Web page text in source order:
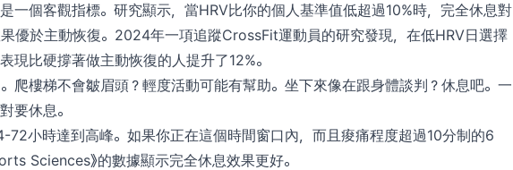
一個客觀指標。研究顯示，當HRV比你的個人基準值低超過10%時，完全休息對
優於主動恢復。2024年一項追蹤CrossFit運動員的研究發現，在低HRV日選擇
現比硬撐著做主動恢復的人提升了12%。
爬樓梯不會皺眉頭？輕度活動可能有幫助。坐下來像在跟身體談判？休息吧。一
要休息。
72小時達到高峰。如果你正在這個時間窗口內，而且痠痛程度超過10分制的6
Sciences》的數據顯示完全休息效果更好。